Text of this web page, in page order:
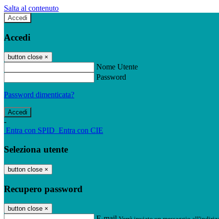
Salta al contenuto
Accedi
Accedi
button close ×
Nome Utente
Password
Password dimenticata?
-
Entra con SPID Entra con CIE
Seleziona utente
button close ×
Recupero password
button close ×